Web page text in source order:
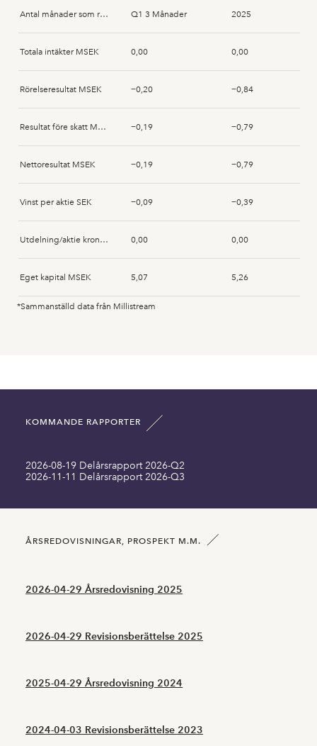
Antal månader som rapporten avser Q1 3 Månader 2025
Totala intäkter MSEK 0,00 0,00
Rörelseresultat MSEK −0,20 −0,84
Resultat före skatt MSEK −0,19 −0,79
Nettoresultat MSEK −0,19 −0,79
Vinst per aktie SEK −0,09 −0,39
Utdelning/aktie kronor SEK 0,00 0,00
Eget kapital MSEK 5,07 5,26
Omsättningstillgångar MSEK 1,15 1,34
Summa tillgångar MSEK 5,11
Långfristiga skulder inklusive MSEK 0,00
Antal aktier SEK 2040000,00
*Sammanställd data från Millistream
KOMMANDE RAPPORTER
2026-08-19 Delårsrapport 2026-Q2
2026-11-11 Delårsrapport 2026-Q3
ÅRSREDOVISNINGAR, PROSPEKT M.M.
2026-04-29 Årsredovisning 2025
2026-04-29 Revisionsberättelse 2025
2025-04-29 Årsredovisning 2024
2024-04-03 Revisionsberättelse 2023